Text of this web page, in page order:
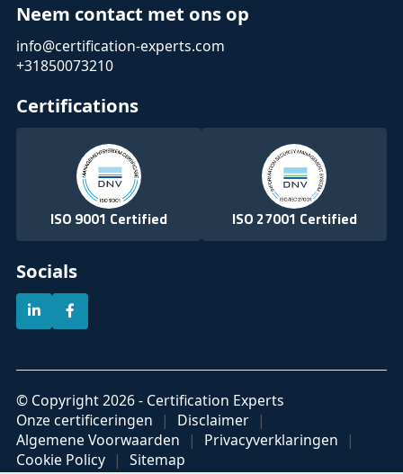
Neem contact met ons op
info@certification-experts.com
+31850073210
Certifications
ISO 9001 Certified ISO 27001 Certified
Socials
© Copyright 2026 - Certification Experts
Onze certificeringen
Disclaimer
Algemene Voorwaarden
Privacyverklaringen
Cookie Policy
Sitemap